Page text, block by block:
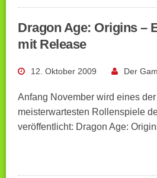
Dragon Age: Origins –
mit Release
12. Oktober 2009 Der
Anfang November wird eines der
meisterwartesten Rollenspiele
veröffentlicht: Dragon Age: